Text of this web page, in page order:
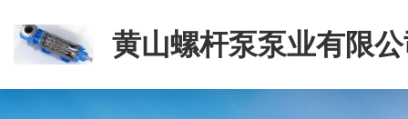
黄山螺杆泵泵业有限